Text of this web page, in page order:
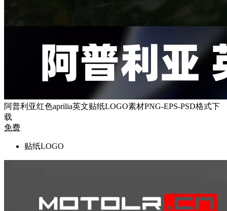
阿普利亚红色aprilia英文贴纸LOGO素材PNG-EPS-PSD格式下
载
免费
贴纸LOGO